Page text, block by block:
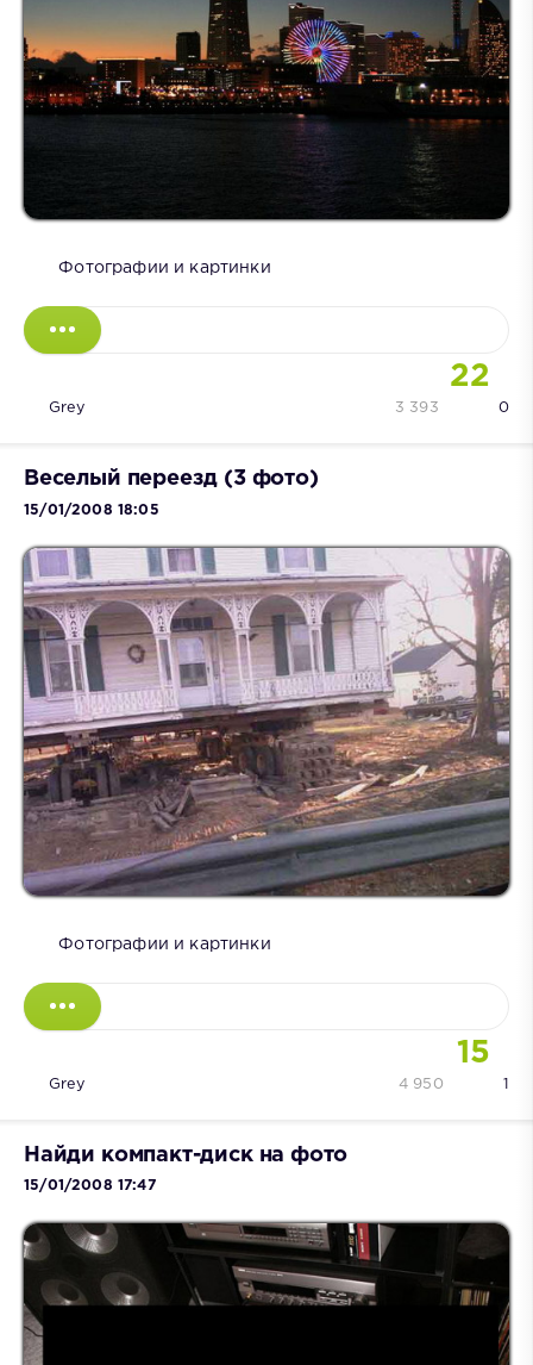
Фотографии и картинки
22
Grey 0
3 393
Веселый переезд (3 фото)
15/01/2008 18:05
Фотографии и картинки
15
Grey 1
4 950
Найди компакт-диск на фото
15/01/2008 17:47